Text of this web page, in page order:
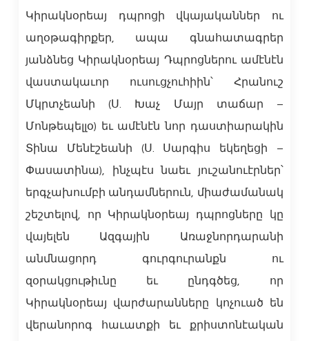
Կիրակնօրեայ դպրոցի վկայականներ ու
աղօթագիրքեր, ապա գնահատագրեր
յանձնեց Կիրակնօրեայ Դպրոցներու ամէնէն
վաստակաւոր ուսուցչուհիին՝ Հրանուշ
Մկրտչեանի (Ս. Խաչ Մայր տաճար –
Մոնթեպելլօ) եւ ամէնէն նոր դաստիարակին
Տինա Մենէշեանի (Ս. Սարգիս եկեղեցի –
Փասատինա), ինչպէս նաեւ յուշանուէրներ՝
երգչախումբի անդամներուն, միաժամանակ
շեշտելով, որ Կիրակնօրեայ դպրոցները կը
վայելեն Ազգային Առաջնորդարանի
անմնացորդ գուրգուրանքն ու
զօրակցութիւնը եւ ընդգծեց, որ
Կիրակնօրեայ վարժարանները կոչուած են
վերանորոգ հաւատքի եւ քրիստոնէական